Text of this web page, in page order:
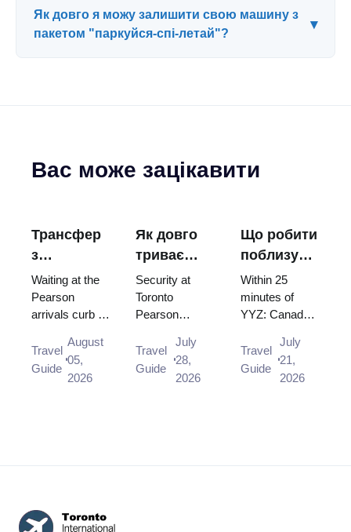
Як довго я можу залишити свою машину з
пакетом "паркуйся-спі-летай"?
▾
Вас може зацікавити
Трансфер
з
аеропорту
Торонто
Пірсон: де
чекати та
біля якого
виходу
Waiting at the
Pearson
arrivals curb is
and there is no
designated
drop-off area
Travel
Guide
August
05,
2026
Як довго
триває
перевірка
безпеки в
аеропорту
Торонто
Пірсон?
Security at
Toronto
Pearson
in under 15
minutes, and
CATSA works
Travel
Guide
July
28,
2026
Що робити
поблизу
аеропорту
Торонто
Пірсон
центром
міста)
Within 25
minutes of
YYZ: Canada's
Square One, a
hand-carved
marble temple,
Travel
Guide
July
21,
2026